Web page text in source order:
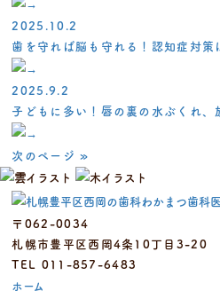
2025.10.2
歯を守れば脳も守れる！認知症対策
2025.9.2
子どもに多い！唇の裏の水ぶくれ、
次のページ »
〒062-0034
札幌市豊平区西岡4条10丁目3-20
TEL 011-857-6483
ホーム